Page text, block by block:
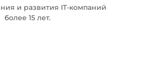
и развития IT-компаний
более 15 лет.